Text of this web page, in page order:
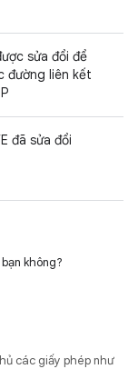
sửa đổi để
đường liên kết
đã sửa đổi
không?
các giấy phép như